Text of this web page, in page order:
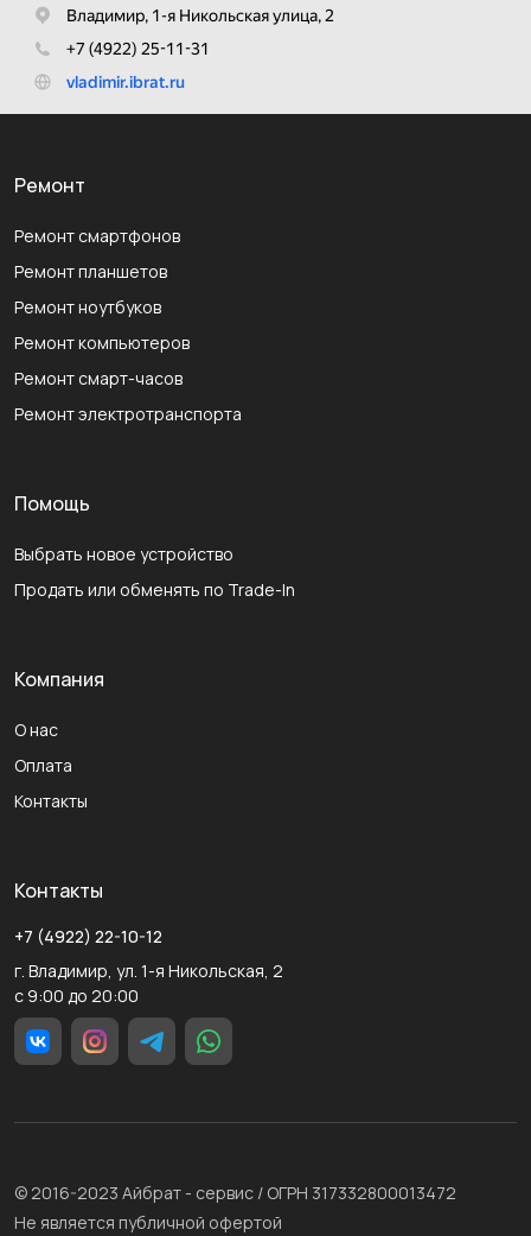
Ремонт
Ремонт смартфонов
Ремонт планшетов
Ремонт ноутбуков
Ремонт компьютеров
Ремонт смарт-часов
Ремонт электротранспорта
Помощь
Выбрать новое устройство
Продать или обменять по Trade-In
Компания
О нас
Оплата
Контакты
Контакты
+7 (4922) 22-10-12
г. Владимир, ул. 1-я Никольская, 2
с 9:00 до 20:00
© 2016-2023 Айбрат - сервис / ОГРН 317332800013472
Не является публичной офертой